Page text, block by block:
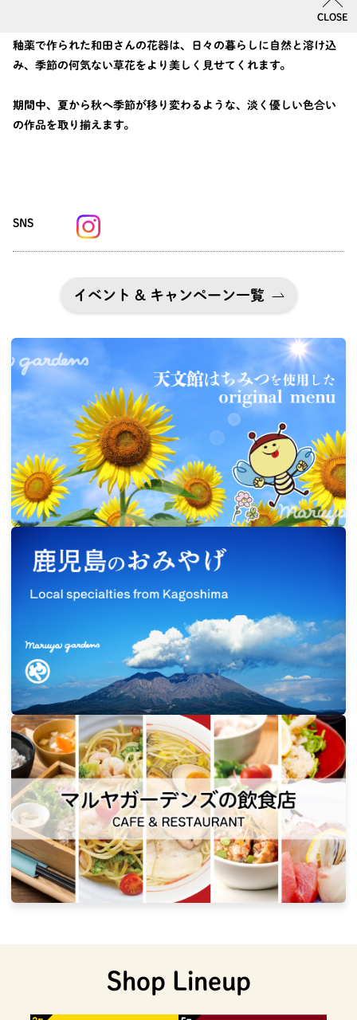
CLOSE
釉薬で作られた和田さんの花器は、日々の暮らしに自然と溶け込
み、季節の何気ない草花をより美しく見せてくれます。
期間中、夏から秋へ季節が移り変わるような、淡く優しい色合い
の作品を取り揃えます。
SNS
イベント & キャンペーン一覧
Shop Lineup